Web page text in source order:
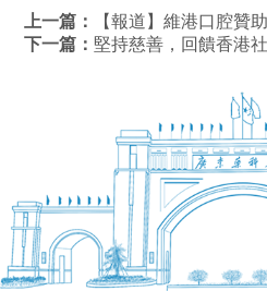
上一篇：
【報道】維港口腔贊助
下一篇：堅持慈善，回饋香港社會——維港